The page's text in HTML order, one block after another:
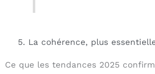
5. La cohérence, plus
Ce que les tendances 2025